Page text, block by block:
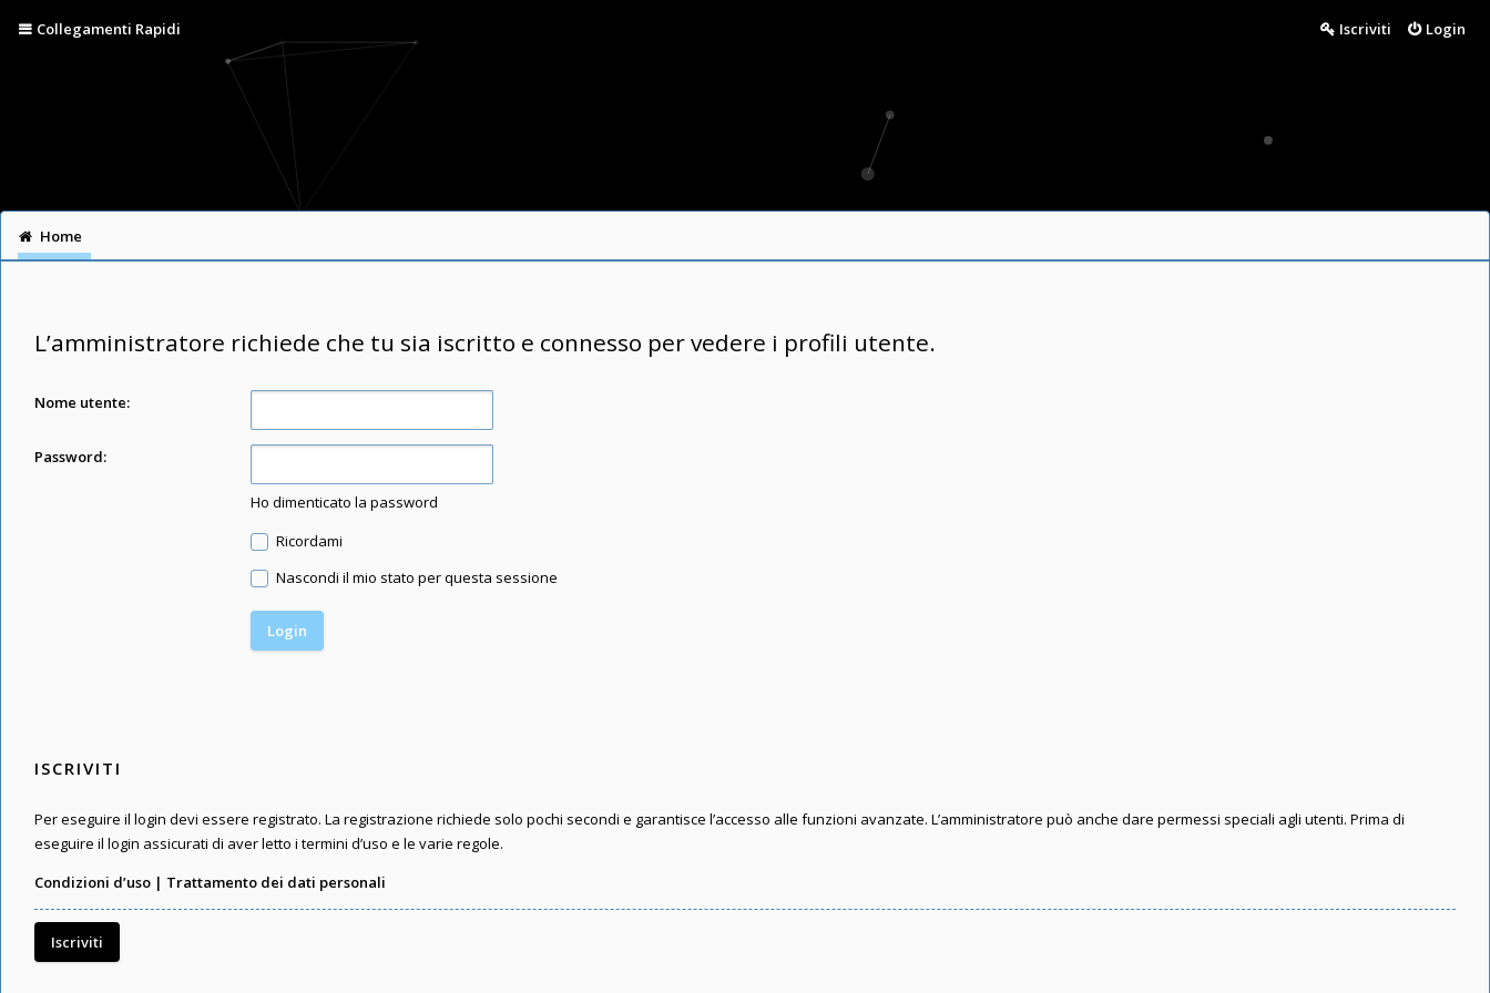
Collegamenti Rapidi Login
Iscriviti
Home
L’amministratore richiede che tu sia iscritto e connesso per vedere i profili utente.
Nome utente:
Password:
Ho dimenticato la password
Ricordami
Nascondi il mio stato per questa sessione
ISCRIVITI
Per eseguire il login devi essere registrato. La registrazione richiede solo pochi secondi e garantisce l’accesso alle funzioni avanzate. L’amministratore può anche dare permessi speciali agli utenti. Prima di
eseguire il login assicurati di aver letto i termini d’uso e le varie regole.
Condizioni d’uso | Trattamento dei dati personali
Iscriviti